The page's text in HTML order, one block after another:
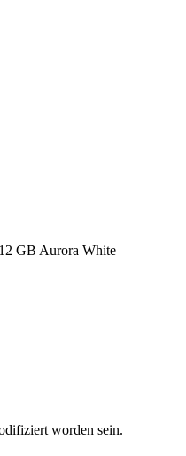
worden sein.